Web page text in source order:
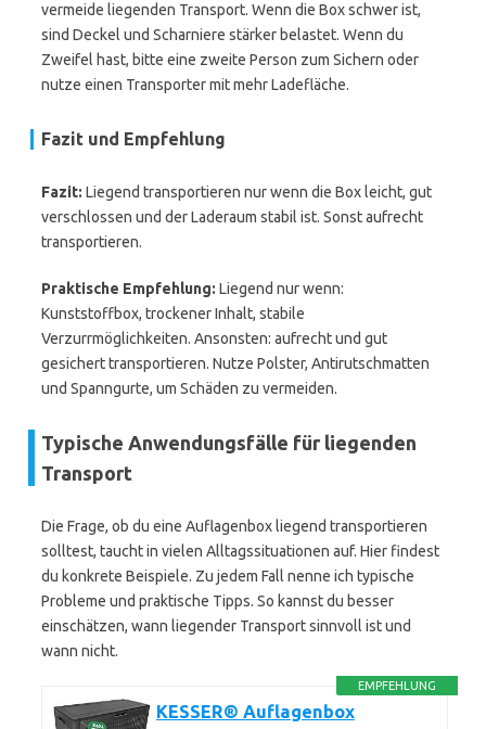
vermeide liegenden Transport. Wenn die Box schwer ist,
sind Deckel und Scharniere stärker belastet. Wenn du
Zweifel hast, bitte eine zweite Person zum Sichern oder
nutze einen Transporter mit mehr Ladefläche.
Fazit und Empfehlung
Fazit: Liegend transportieren nur wenn die Box leicht, gut
verschlossen und der Laderaum stabil ist. Sonst aufrecht
transportieren.
Praktische Empfehlung: Liegend nur wenn:
Kunststoffbox, trockener Inhalt, stabile
Verzurrmöglichkeiten. Ansonsten: aufrecht und gut
gesichert transportieren. Nutze Polster, Antirutschmatten
und Spanngurte, um Schäden zu vermeiden.
Typische Anwendungsfälle für liegenden
Transport
Die Frage, ob du eine Auflagenbox liegend transportieren
solltest, taucht in vielen Alltagssituationen auf. Hier findest
du konkrete Beispiele. Zu jedem Fall nenne ich typische
Probleme und praktische Tipps. So kannst du besser
einschätzen, wann liegender Transport sinnvoll ist und
wann nicht.
EMPFEHLUNG
KESSER® Auflagenbox